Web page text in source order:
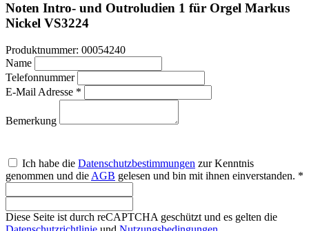
Noten Intro- und Outroludien 1 für Orgel Markus
Nickel VS3224
Produktnummer: 00054240
Name
Telefonnummer
E-Mail Adresse *
Bemerkung
Ich habe die Datenschutzbestimmungen zur Kenntnis
genommen und die AGB gelesen und bin mit ihnen einverstanden. *
Diese Seite ist durch reCAPTCHA geschützt und es gelten die